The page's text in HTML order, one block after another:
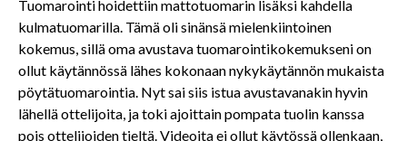
Tuomarointi hoidettiin mattotuomarin lisäksi kahdella
kulmatuomarilla. Tämä oli sinänsä mielenkiintoinen
kokemus, sillä oma avustava tuomarointikokemukseni on
ollut käytännössä lähes kokonaan nykykäytännön mukaista
pöytätuomarointia. Nyt sai siis istua avustavanakin hyvin
lähellä ottelijoita, ja toki ajoittain pompata tuolin kanssa
pois ottelijoiden tieltä. Videoita ei ollut käytössä ollenkaan,